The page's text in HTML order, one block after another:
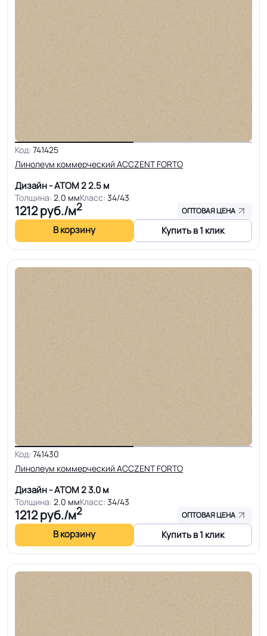
Код: 741425
Линолеум коммерческий ACCZENT FORTO
Дизайн - АТОМ 22.5 м
Толщина: 2.0 ммКласс: 34/43
1212руб./м2 ОПТОВАЯ ЦЕНА
В корзину Купить в 1 клик
Код: 741430
Линолеум коммерческий ACCZENT FORTO
Дизайн - АТОМ 23.0 м
Толщина: 2.0 ммКласс: 34/43
1212руб./м2 ОПТОВАЯ ЦЕНА
В корзину Купить в 1 клик